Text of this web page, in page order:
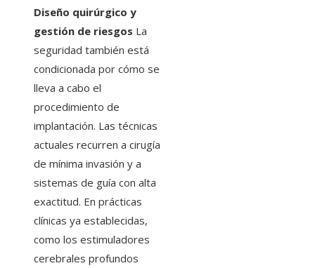
Diseño quirúrgico y
gestión de riesgos La
seguridad también está
condicionada por cómo se
lleva a cabo el
procedimiento de
implantación. Las técnicas
actuales recurren a cirugía
de mínima invasión y a
sistemas de guía con alta
exactitud. En prácticas
clínicas ya establecidas,
como los estimuladores
cerebrales profundos